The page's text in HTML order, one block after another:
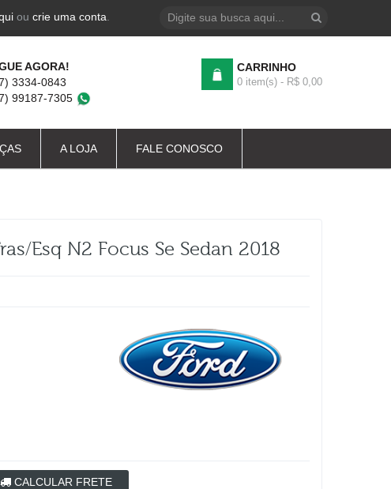
ou crie uma conta
AGORA!
3334-0843
99187-7305
CARRINHO
0 item(s) - R$ 0,00
A LOJA FALE CONOSCO
esq N2 Focus Se Sedan 2018
CALCULAR FRETE